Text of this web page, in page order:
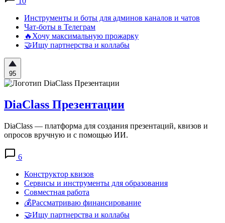
Инструменты и боты для админов каналов и чатов
Чат-боты в Телеграм
🔥Хочу максимальную прожарку
🤝Ищу партнерства и коллабы
95
DiaClass Презентации
DiaClass — платформа для создания презентаций, квизов и
опросов вручную и с помощью ИИ.
6
Конструктор квизов
Сервисы и инструменты для образования
Совместная работа
💰Рассматриваю финансирование
🤝Ищу партнерства и коллабы